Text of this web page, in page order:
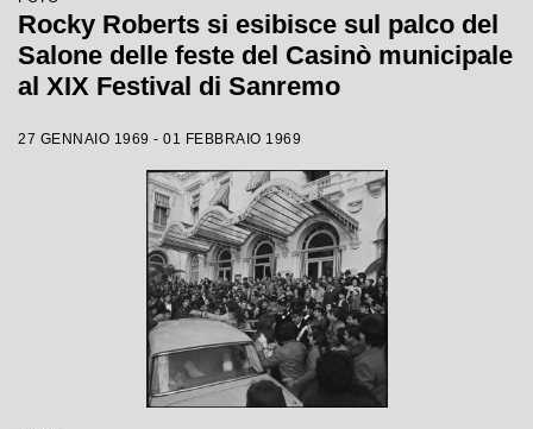
Rocky Roberts si esibisce sul palco del
Salone delle feste del Casinò municipale
al XIX Festival di Sanremo
27 GENNAIO 1969 - 01 FEBBRAIO 1969